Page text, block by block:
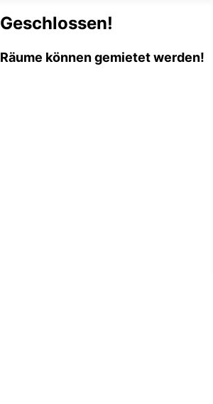
Geschlossen!
Räume können gemietet werden!